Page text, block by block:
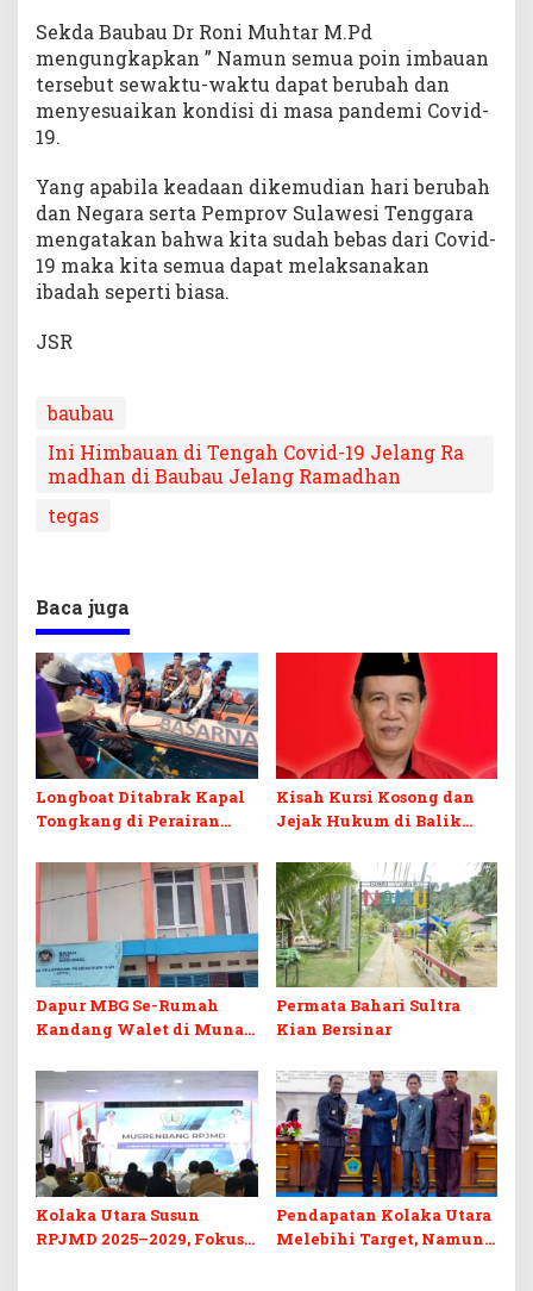
Sekda Baubau Dr Roni Muhtar M.Pd
mengungkapkan ” Namun semua poin imbauan
tersebut sewaktu-waktu dapat berubah dan
menyesuaikan kondisi di masa pandemi Covid-
19.
Yang apabila keadaan dikemudian hari berubah
dan Negara serta Pemprov Sulawesi Tenggara
mengatakan bahwa kita sudah bebas dari Covid-
19 maka kita semua dapat melaksanakan
ibadah seperti biasa.
JSR
baubau
Ini Himbauan di Tengah Covid-19 Jelang Ra
madhan di Baubau Jelang Ramadhan
tegas
Baca juga
Longboat Ditabrak Kapal
Tongkang di Perairan
Ditemukan Meninggal,
Satu Masih Dicari
Kisah Kursi Kosong dan
Jejak Hukum di Balik
DPRD Koltim
Dapur MBG Se-Rumah
Kandang Walet di Muna,
Permata Bahari Sultra
Kian Bersinar
Kolaka Utara Susun
RPJMD 2025–2029, Fokus
Pendapatan Kolaka Utara
Melebihi Target, Namun